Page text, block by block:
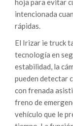
hoja para evitar
intencionada
rápidas.
El Irizar ie truck
tecnología en
estabilidad, la
pueden detectar
con frenada
freno de
vehículo que le